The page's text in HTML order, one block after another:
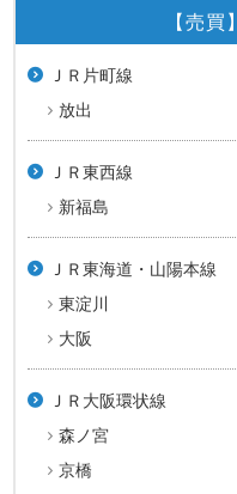
【売
ＪＲ片町線
放出
ＪＲ東西線
新福島
ＪＲ東海道・山陽本線
東淀川
大阪
ＪＲ大阪環状線
森ノ宮
京橋